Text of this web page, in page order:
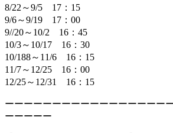
8/22～9/5 17：15
9/6～9/19 17：00
9//20～10/2 16：45
10/3～10/17 16：30
10/188～11/6 16：15
11/7～12/25 16：00
12/25～12/31 16：15
ーーーーーーーーーーーーーーーーー
ーーーーー